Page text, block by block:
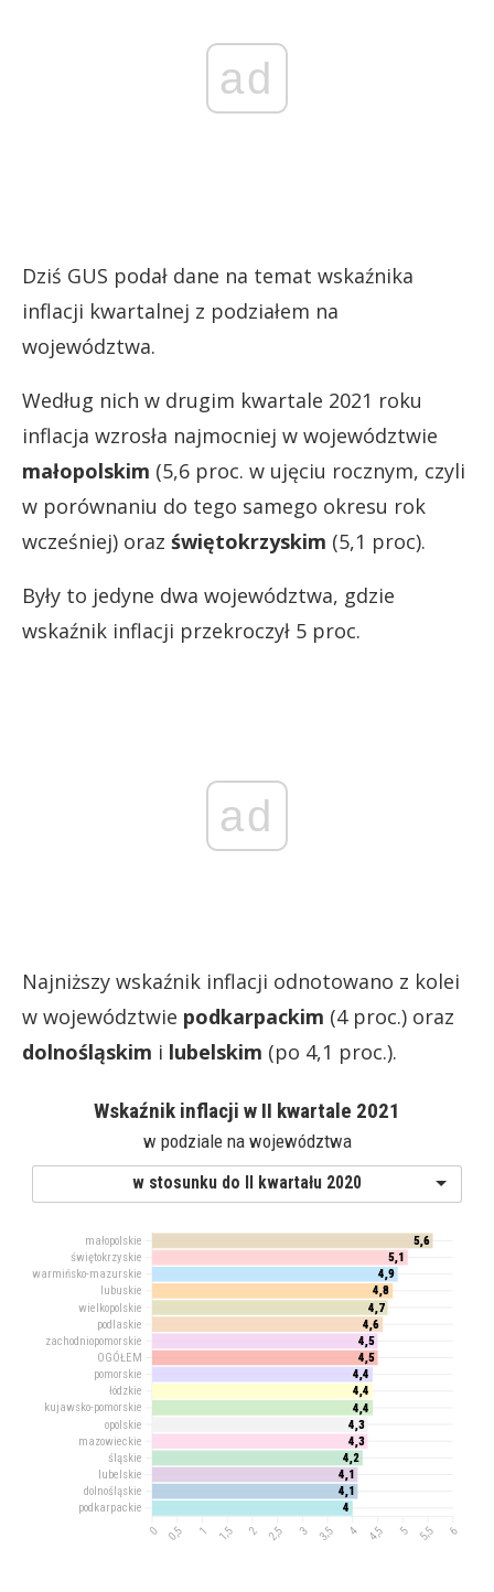
ad
Dziś GUS podał dane na temat wskaźnika
inflacji kwartalnej z podziałem na
województwa.
Według nich w drugim kwartale 2021 roku
inflacja wzrosła najmocniej w województwie
małopolskim (5,6 proc. w ujęciu rocznym, czyli
w porównaniu do tego samego okresu rok
wcześniej) oraz świętokrzyskim (5,1 proc).
Były to jedyne dwa województwa, gdzie
wskaźnik inflacji przekroczył 5 proc.
ad
Najniższy wskaźnik inflacji odnotowano z kolei
w województwie podkarpackim (4 proc.) oraz
dolnośląskim i lubelskim (po 4,1 proc.).